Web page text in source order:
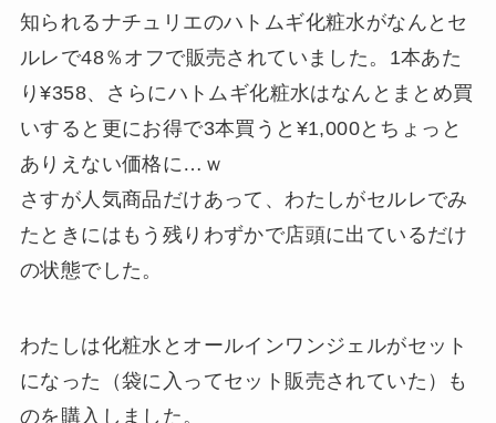
知られるナチュリエのハトムギ化粧水がなんとセ
ルレで48％オフで販売されていました。1本あた
り¥358、さらにハトムギ化粧水はなんとまとめ買
いすると更にお得で3本買うと¥1,000とちょっと
ありえない価格に…ｗ
さすが人気商品だけあって、わたしがセルレでみ
たときにはもう残りわずかで店頭に出ているだけ
の状態でした。
わたしは化粧水とオールインワンジェルがセット
になった（袋に入ってセット販売されていた）も
のを購入しました。